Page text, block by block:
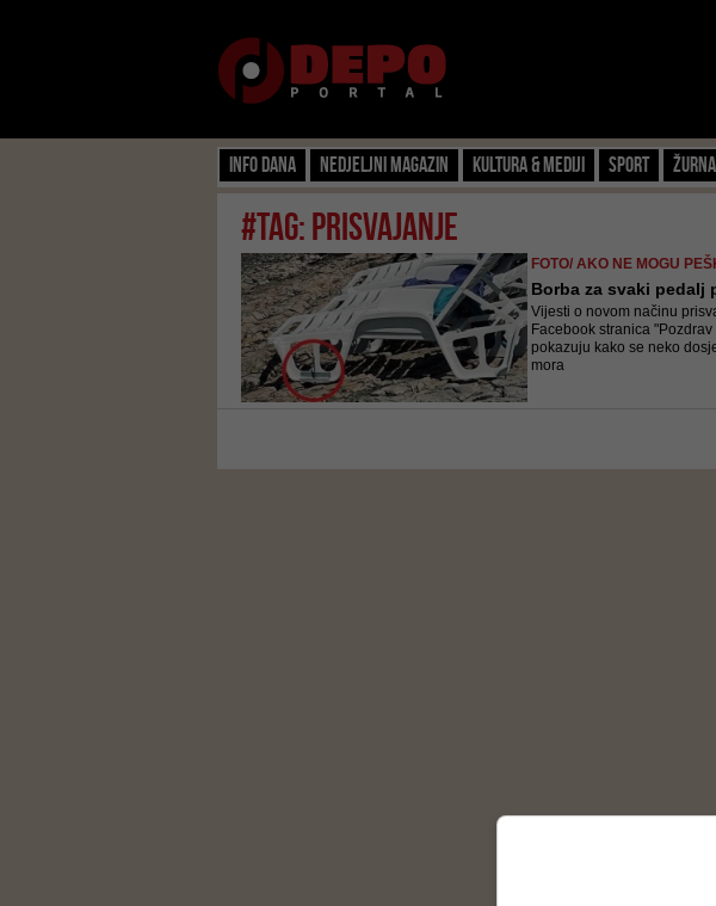
Info dana Nedjeljni magazin Kultura & Mediji Sport
#tag: prisvajanje
FOTO/ AKO NE MOGU
Borba za svaki pedalj
Vijesti o novom načinu
Facebook stranica
pokazuju kako se neko
mora